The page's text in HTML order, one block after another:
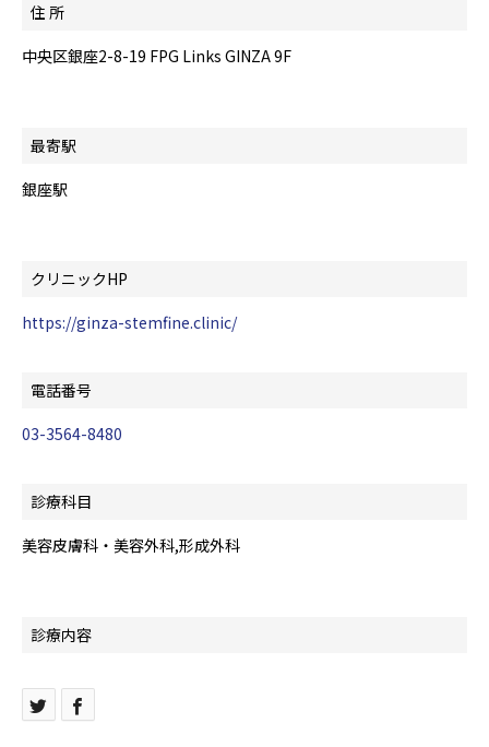
住 所
中央区銀座2-8-19 FPG Links GINZA 9F
最寄駅
銀座駅
クリニックHP
https://ginza-stemfine.clinic/
電話番号
03-3564-8480
診療科目
美容皮膚科・美容外科,形成外科
診療内容